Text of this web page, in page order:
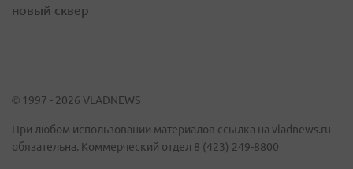
новый сквер
© 1997 - 2026 VLADNEWS
При любом использовании материалов ссылка на vladnews.ru
обязательна. Коммерческий отдел 8 (423) 249-8800